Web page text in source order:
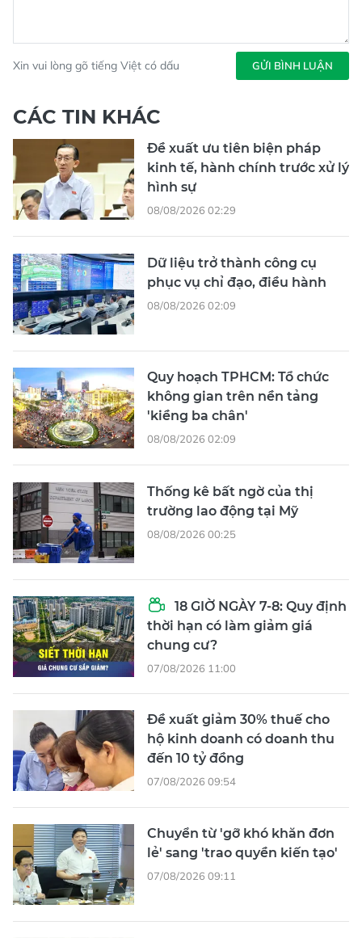
Xin vui lòng gõ tiếng Việt có dấu GỬI BÌNH LUẬN
CÁC TIN KHÁC
Đề xuất ưu tiên biện pháp
kinh tế, hành chính trước xử lý
hình sự
08/08/2026 02:29
Dữ liệu trở thành công cụ
phục vụ chỉ đạo, điều hành
08/08/2026 02:09
Quy hoạch TPHCM: Tổ chức
không gian trên nền tảng
'kiềng ba chân'
08/08/2026 02:09
Thống kê bất ngờ của thị
trường lao động tại Mỹ
08/08/2026 00:25
18 GIỜ NGÀY 7-8: Quy định
thời hạn có làm giảm giá
chung cư?
07/08/2026 11:00
Đề xuất giảm 30% thuế cho
hộ kinh doanh có doanh thu
đến 10 tỷ đồng
07/08/2026 09:54
Chuyển từ 'gỡ khó khăn đơn
lẻ' sang 'trao quyền kiến tạo'
07/08/2026 09:11